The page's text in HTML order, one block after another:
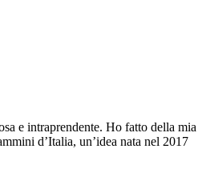
e intraprendente. Ho fatto della mia
d’Italia, un’idea nata nel 2017